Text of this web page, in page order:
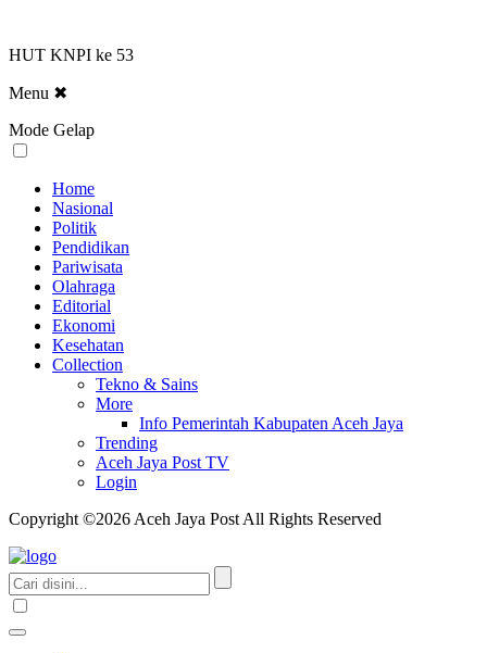
HUT KNPI ke 53
Menu ✖
Mode Gelap
Home
Nasional
Politik
Pendidikan
Pariwisata
Olahraga
Editorial
Ekonomi
Kesehatan
Collection
Tekno & Sains
More
Info Pemerintah Kabupaten Aceh Jaya
Trending
Aceh Jaya Post TV
Login
Copyright ©2026 Aceh Jaya Post All Rights Reserved